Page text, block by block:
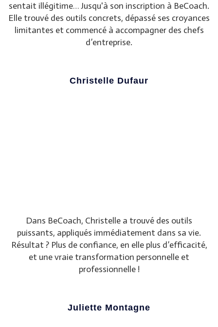
sentait illégitime… Jusqu'à son inscription à BeCoach.
Elle trouvé des outils concrets, dépassé ses croyances
limitantes et commencé à accompagner des chefs
d’entreprise.
Christelle Dufaur
Dans BeCoach, Christelle a trouvé des outils
puissants, appliqués immédiatement dans sa vie.
Résultat ? Plus de confiance, en elle plus d’efficacité,
et une vraie transformation personnelle et
professionnelle !
Juliette Montagne